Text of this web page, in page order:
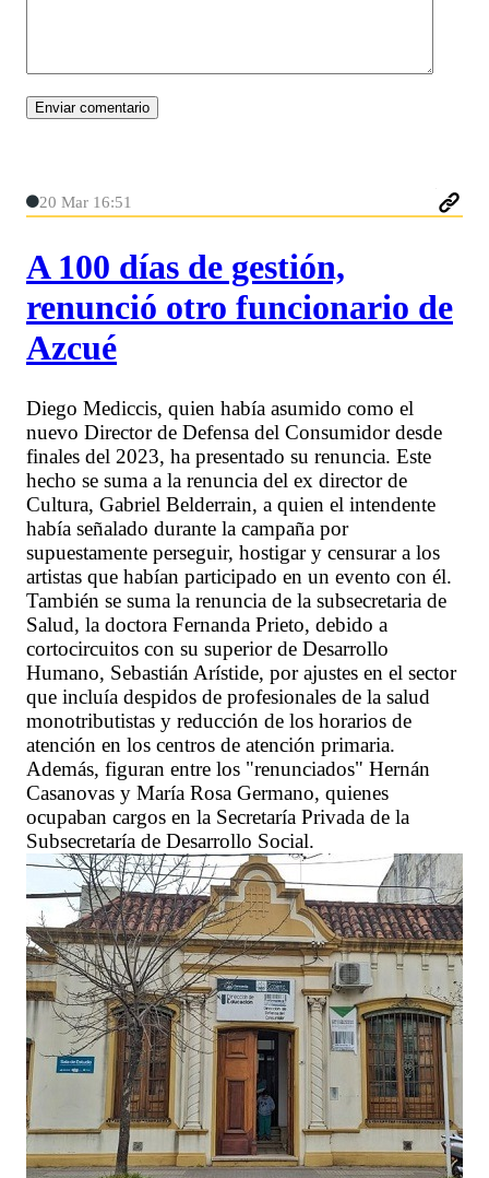
20 Mar 16:51
A 100 días de gestión,
renunció otro funcionario de
Azcué
Diego Mediccis, quien había asumido como el
nuevo Director de Defensa del Consumidor desde
finales del 2023, ha presentado su renuncia. Este
hecho se suma a la renuncia del ex director de
Cultura, Gabriel Belderrain, a quien el intendente
había señalado durante la campaña por
supuestamente perseguir, hostigar y censurar a los
artistas que habían participado en un evento con él.
También se suma la renuncia de la subsecretaria de
Salud, la doctora Fernanda Prieto, debido a
cortocircuitos con su superior de Desarrollo
Humano, Sebastián Arístide, por ajustes en el sector
que incluía despidos de profesionales de la salud
monotributistas y reducción de los horarios de
atención en los centros de atención primaria.
Además, figuran entre los "renunciados" Hernán
Casanovas y María Rosa Germano, quienes
ocupaban cargos en la Secretaría Privada de la
Subsecretaría de Desarrollo Social.